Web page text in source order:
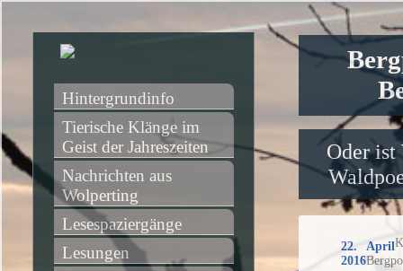
Oder ist
22. April
2016
Hintergrundinfo
Tierische Klänge im
Geist der Jahreszeiten
Nachrichten aus
Wolperting
Lesespaziergänge
Lesungen